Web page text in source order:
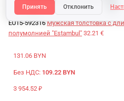
Принять
Отклонить
EU15-592316 Мужская толстовка с
полумолнией "Estambul" 32.21 €
131.06 BYN
Без НДС: 109.22 BYN
3 954.52 ₽